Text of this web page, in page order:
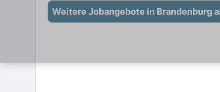
Weitere Jobangebote in Brandenburg